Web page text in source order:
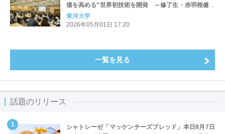
価を高める”世界初技術を開発 ～修了生・赤羽根健生
氏の講演会開催ならびに東洋大学 理事長賞を授与～
東洋大学
2026年05月01日 17:20
一覧を見る
話題のリリース
シャトレーゼ「マッケンチーズブレッド」本日8月7日